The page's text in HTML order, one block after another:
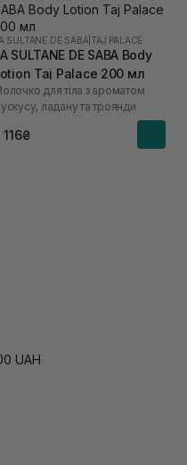
SULTANE DE SABA TAJ PALACE
SULTANE DE SABA Body
Taj Palace 200 мл
для тіла з ароматом
ладану та троянди
116₴
UAH